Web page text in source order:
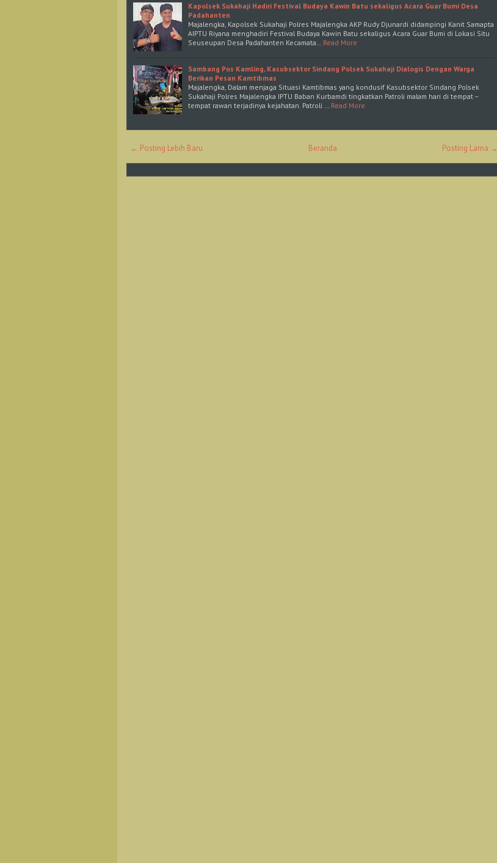
Kapolsek Sukahaji Hadiri Festival Budaya Kawin Batu sekaligus Acara Guar Bumi Desa
Padahanten
Majalengka, Kapolsek Sukahaji Polres Majalengka AKP Rudy Djunardi didampingi Kanit Samapta
AIPTU Riyana menghadiri Festival Budaya Kawin Batu sekaligus Acara Guar Bumi di Lokasi Situ
Seuseupan Desa Padahanten Kecamata… Read More
Sambang Pos Kamling, Kasubsektor Sindang Polsek Sukahaji Dialogis Dengan Warga
Berikan Pesan Kamtibmas
Majalengka, Dalam menjaga Situasi Kamtibmas yang kondusif Kasubsektor Sindang Polsek
Sukahaji Polres Majalengka IPTU Baban Kurbamdi tingkatkan Patroli malam hari di tempat –
tempat rawan terjadinya kejahatan. Patroli … Read More
← Posting Lebih Baru Posting Lama →
Beranda